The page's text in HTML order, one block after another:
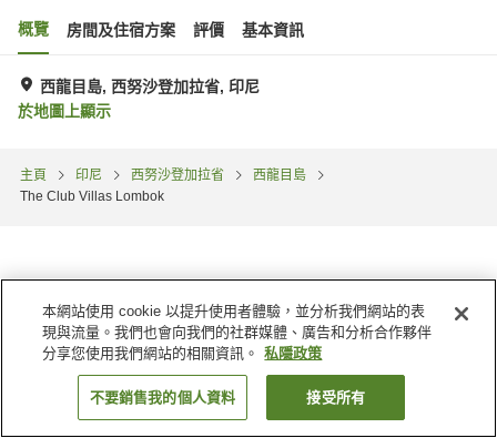
概覽 房間及住宿方案 評價 基本資訊
西龍目島, 西努沙登加拉省, 印尼
於地圖上顯示
主頁 印尼 西努沙登加拉省
西龍目島
The Club Villas Lombok
找客房
本網站使用 cookie 以提升使用者體驗，並分析我們網站的表
現與流量。我們也會向我們的社群媒體、廣告和分析合作夥伴
分享您使用我們網站的相關資訊。
私隱政策
不要銷售我的個人資料 接受所有